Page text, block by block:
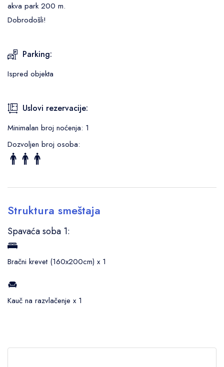
akva park 200 m.
Dobrodošli!
Parking:
Ispred objekta
Uslovi rezervacije:
Minimalan broj noćenja: 1
Dozvoljen broj osoba:
Struktura smeštaja
Spavaća soba 1:
Bračni krevet (160x200cm) x 1
Kauč na razvlačenje x 1